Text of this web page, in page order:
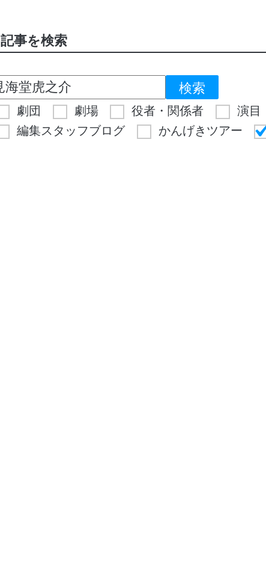
記事を検索
劇団 劇場 役者・関係者
演目
編集スタッフブログ
かんげきツアー